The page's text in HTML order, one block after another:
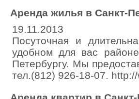
Аренда жилья в Санкт-
19.11.2013
Посуточная и
удобном для вас
Петербургу. Мы
тел.(812) 926-18-07.